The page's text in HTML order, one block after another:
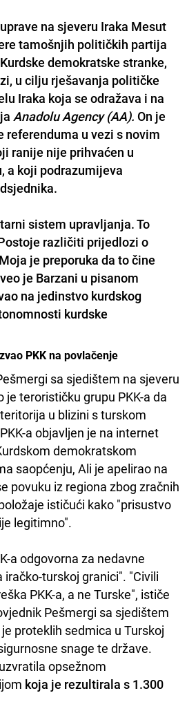
na sjeveru Iraka Mesut
tamošnjih političkih partija
demokratske stranke,
u cilju rješavanja političke
Iraka koja se odražava i na
Anadolu Agency (AA). On je
referenduma u vezi s novim
ranije nije prihvaćen u
a koji podrazumijeva
sistem upravljanja. To
različiti prijedlozi o
je preporuka da to čine
je Barzani u pisanom
na jedinstvo kurdskog
kurdske
PKK na povlačenje
sa sjedištem na sjeveru
je terorističku grupu PKK-a da
u blizini s turskom
a objavljen je na internet
demokratskom
saopćenju, Ali je apelirao na
povuku iz regiona zbog zračnih
ističući kako "prisustvo
legitimno".
a odgovorna za nedavne
iračko-turskoj granici". "Civili
PKK-a, a ne Turske", ističe
Pešmergi sa sjedištem
proteklih sedmica u Turskoj
snage te države.
opsežnom
koja je rezultirala s 1.300